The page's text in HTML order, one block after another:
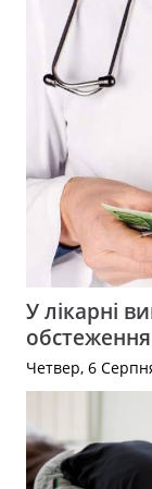
У лікарні
Четвер, 6